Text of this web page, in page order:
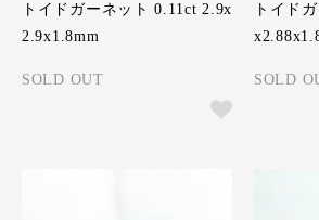
トイドガーネット 0.11ct 2.9x
2.9x1.8mm
SOLD OUT
トイド
SOLD